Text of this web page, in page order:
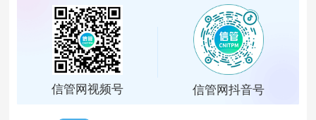
信管网视频号 信管网抖音号